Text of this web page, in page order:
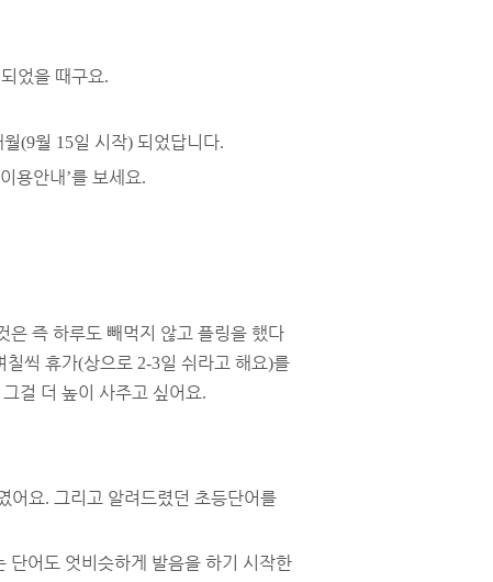
었을 때구요.
(9월 15일 시작) 되었답니다.
이용안내’를 보세요.
은 즉 하루도 빼먹지 않고 플링을 했다
칠씩 휴가(상으로 2-3일 쉬라고 해요)를
걸 더 높이 사주고 싶어요.
어요. 그리고 알려드렸던 초등단어를
단어도 엇비슷하게 발음을 하기 시작한